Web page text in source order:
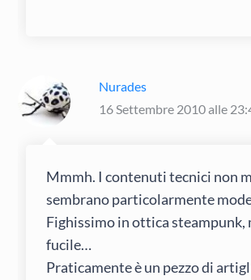
Nurades
16 Settembre 2010 alle
Mmmh. I contenuti tecnici non
sembrano particolarmente
Fighissimo in ottica steampunk,
fucile…
Praticamente è un pezzo di